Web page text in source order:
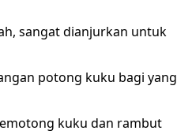
sangat dianjurkan untuk
potong kuku bagi yang
kuku dan rambut